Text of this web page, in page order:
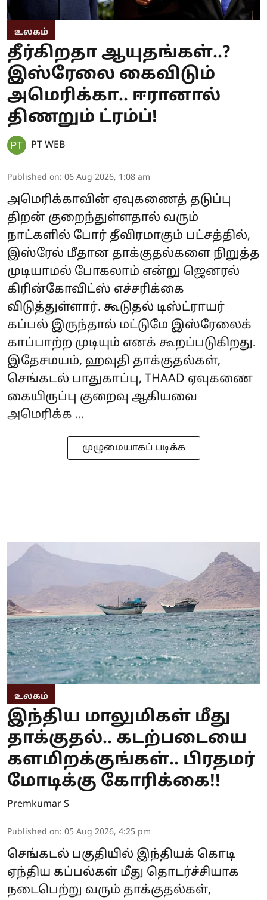
உலகம்
தீர்கிறதா ஆயுதங்கள்..?
இஸ்ரேலை கைவிடும்
அமெரிக்கா.. ஈரானால்
திணறும் ட்ரம்ப்!
PT WEB
Published on: 06 Aug 2026, 1:08 am
அமெரிக்காவின் ஏவுகணைத் தடுப்பு
திறன் குறைந்துள்ளதால் வரும்
நாட்களில் போர் தீவிரமாகும் பட்சத்தில்,
இஸ்ரேல் மீதான தாக்குதல்களை நிறுத்த
முடியாமல் போகலாம் என்று ஜெனரல்
கிரின்கோவிட்ஸ் எச்சரிக்கை
விடுத்துள்ளார். கூடுதல் டிஸ்ட்ராயர்
கப்பல் இருந்தால் மட்டுமே இஸ்ரேலைக்
காப்பாற்ற முடியும் எனக் கூறப்படுகிறது.
இதேசமயம், ஹவுதி தாக்குதல்கள்,
செங்கடல் பாதுகாப்பு, THAAD ஏவுகணை
கையிருப்பு குறைவு ஆகியவை
அமெரிக்க ...
முழுமையாகப் படிக்க
உலகம்
இந்திய மாலுமிகள் மீது
தாக்குதல்.. கடற்படையை
களமிறக்குங்கள்.. பிரதமர்
மோடிக்கு கோரிக்கை!!
Premkumar S
Published on: 05 Aug 2026, 4:25 pm
செங்கடல் பகுதியில் இந்தியக் கொடி
ஏந்திய கப்பல்கள் மீது தொடர்ச்சியாக
நடைபெற்று வரும் தாக்குதல்கள்,